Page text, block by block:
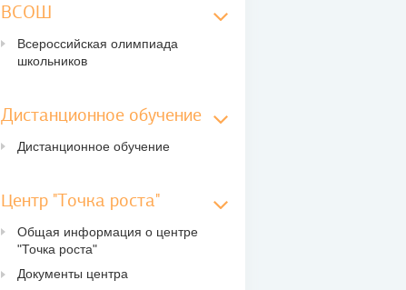
ВСОШ
Всероссийская олимпиада
школьников
Дистанционное обучение
Дистанционное обучение
Центр "Точка роста"
Общая информация о центре
"Точка роста"
Документы центра